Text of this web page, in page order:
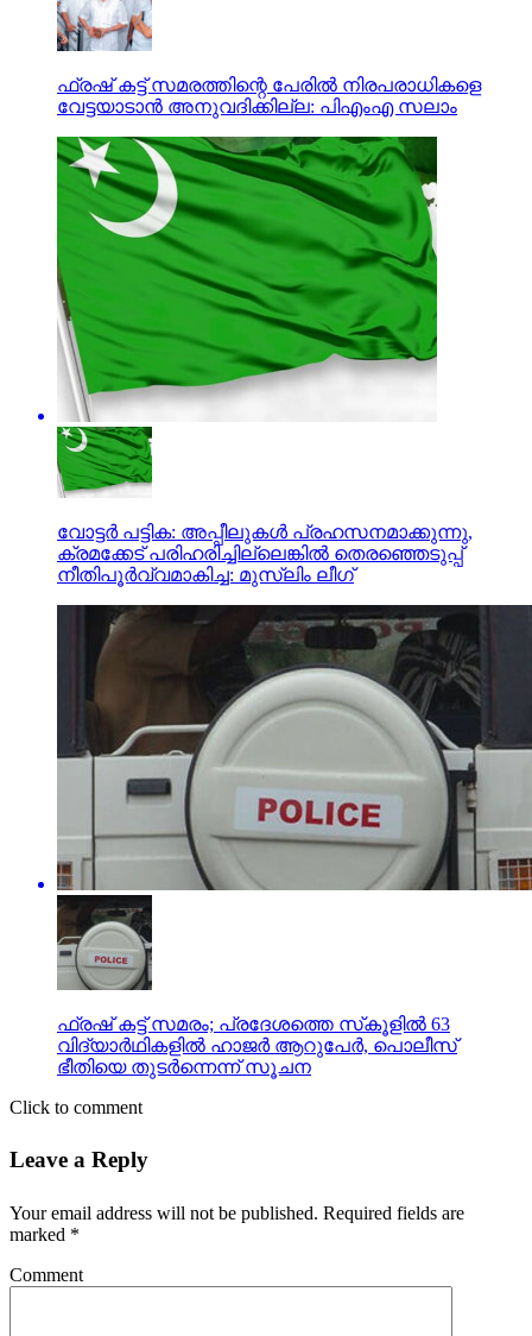
ഫ്രഷ് കട്ട് സമരത്തിന്റെ പേരില്‍ നിരപരാധികളെ
വേട്ടയാടാന്‍ അനുവദിക്കില്ല: പിഎംഎ സലാം
വോട്ടര്‍ പട്ടിക: അപ്പീലുകള്‍ പ്രഹസനമാക്കുന്നു,
ക്രമക്കേട് പരിഹരിച്ചില്ലെങ്കില്‍ തെരഞ്ഞെടുപ്പ്
നീതിപൂര്‍വ്വമാകിച്ച: മുസ്‌ലിം ലീഗ്‌
ഫ്രഷ് കട്ട് സമരം; പ്രദേശത്തെ സ്‌കൂളില്‍ 63
വിദ്യാര്‍ഥികളില്‍ ഹാജര്‍ ആറുപേര്‍, പൊലീസ്
ഭീതിയെ തുടര്‍ന്നെന്ന് സൂചന
Click to comment
Leave a Reply
Your email address will not be published. Required fields are
marked *
Comment